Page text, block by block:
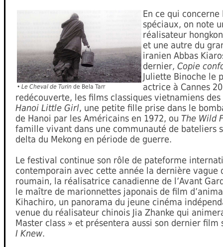
• Le Cheval de Turin de Bela Tarr
En ce qui
spéciaux, on note
réalisateur
et une autre du
iranien Abbas
dernier, Copie
Juliette Binoche le
actrice à Cannes
redécouverte, les films classiques vietnamiens
Hanoi Little Girl, une petite fille prise dans le
de Hanoi par les Américains en 1972, ou The Wild
famille vivant dans une communauté de bateliers
delta du Mekong en période de guerre.
Le festival continue son rôle de pateforme
contemporain avec cette année la dernière vague
roumain, la réalisatrice canadienne de l’Avant
le maître de marionnettes japonais de film
Kihachiro, un panorama du jeune cinéma
venue du réalisateur chinois Jia Zhanke qui
Master class » et présentera aussi son dernier film
I Knew.